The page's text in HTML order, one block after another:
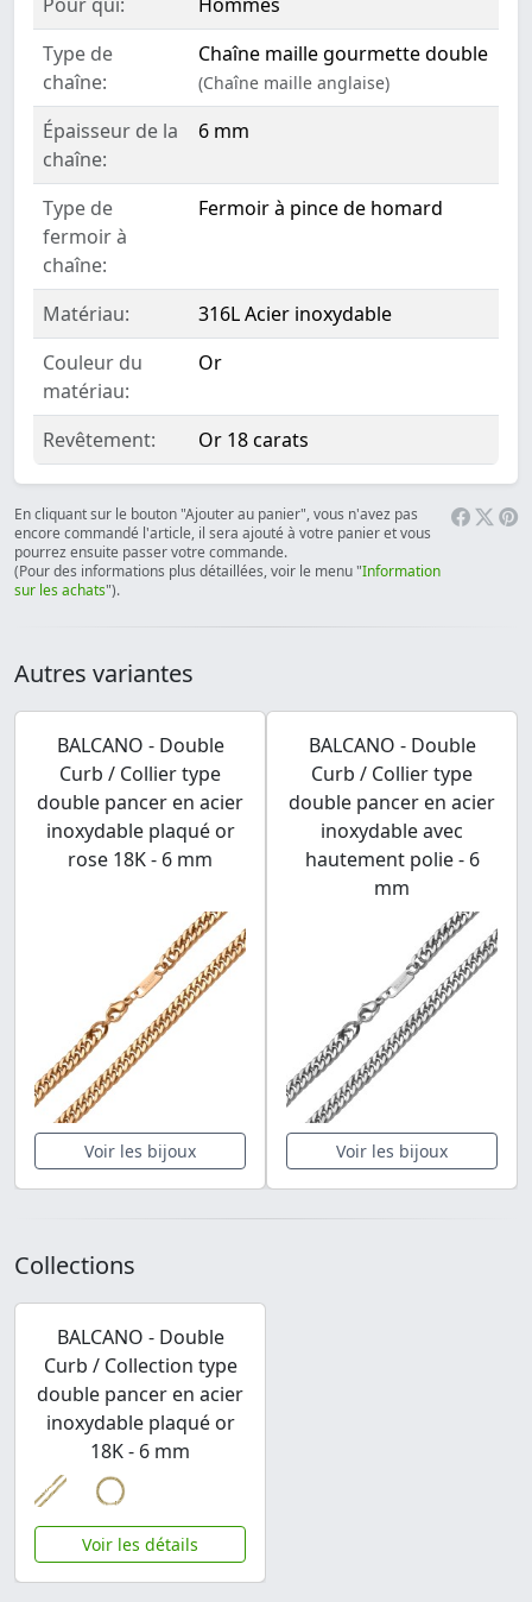
Type de
chaîne:
Chaîne maille gourmette double
(Chaîne maille anglaise)
Épaisseur de la
chaîne:
6 mm
Type de
fermoir à
chaîne:
Fermoir à pince de homard
Matériau:
316L Acier inoxydable
Couleur du
matériau:
Or
Revêtement: Or 18 carats
En cliquant sur le bouton "Ajouter au panier", vous n'avez pas
encore commandé l'article, il sera ajouté à votre panier et vous
pourrez ensuite passer votre commande.
(Pour des informations plus détaillées, voir le menu "Information
sur les achats").
Autres variantes
BALCANO - Double
Curb / Collier type
double pancer en acier
inoxydable plaqué or
rose 18K - 6 mm
Voir les bijoux
BALCANO - Double
Curb / Collier type
double pancer en acier
inoxydable avec
hautement polie - 6
mm
Voir les bijoux
Collections
BALCANO - Double
Curb / Collection type
double pancer en acier
inoxydable plaqué or
18K - 6 mm
Voir les détails